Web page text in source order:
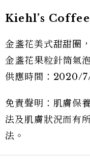
Kiehl’s
金盞花美式甜甜圈
金盞花果粒針筒氣
供應時間：2020/
免責聲明：肌膚保
法及肌膚狀況而有
法。